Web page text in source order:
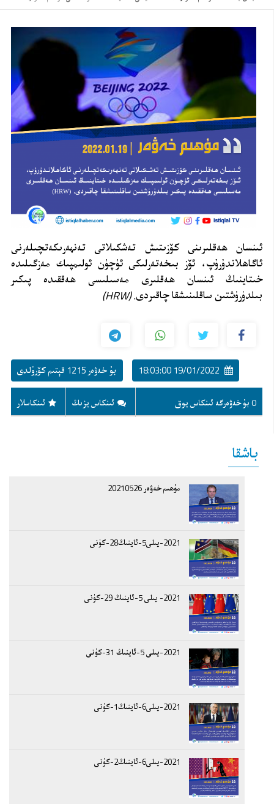
ئىنسان ھەقلىرىنى كۆزىتىش تەشكىلاتى تەنھەرىكەتچىلەرنى
ئاگاھلاندۇرۇپ، ئۆز بىخەتەرلىكى ئۈچۈن ئولىمپىك مەزگىلىدە
خىتاينىڭ ئىنسان ھەقلىرى مەسىلىسى ھەققىدە پىكىر
بىلدۈرۈشتىن ساقلىنىشقا چاقىردى.(HRW)
بۇ خەۋەر 1215 قېتىم كۆرۈلدى 19/01/2022 18:03:00
ئىنكاسلار ئىنكاس يزىڭ 0 بۇ خەۋەرگە ئىنكاس يوق
باشقا
مۇھىم خەۋەر 20210526
2021-يىلى5-ئاينىڭ28-كۈنى
2021- يىلى 5-ئاينىڭ 29-كۈنى
2021-يىلى 5-ئاينىڭ 31-كۈنى
2021-يىلى6-ئاينىڭ1-كۈنى
2021-يىلى6-ئاينىڭ2-كۈنى